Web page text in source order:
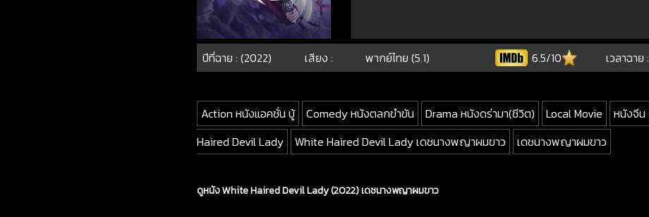
ปีที่ฉาย : (2022) เสียง : พากย์ไทย (5.1) 6.5/10 เวลาฉาย :
Action หนังแอคชั่น บู้ Comedy หนังตลกขำขัน Drama หนังดร่ามา(ชีวิต) Local Movie หนังจีน
Haired Devil Lady
White Haired Devil Lady เดชนางพญาผมขาว เดชนางพญาผมขาว
ดูหนัง White Haired Devil Lady (2022) เดชนางพญาผมขาว